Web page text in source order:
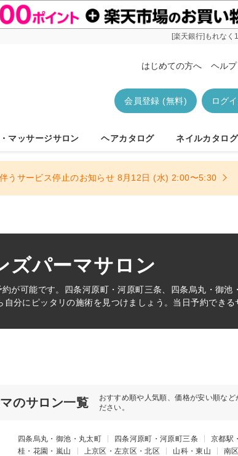
[楽天銀行]もれなく
はじめての方へ ヘルプ
ログ
会員登録 (無料)
マッサージサロン ヘアカタログ ネイルカタログ
うサービス停止のお知らせ 8月12日 (水) 2:00〜5:30
ズパーマサロン
が可能です。四条河原町・河原町三条、四条烏丸・御池
分にピッタリの施術を見つけましょう。当日予約できる
のサロン一覧
おすすめ順や人気順、価格が安い順な
ださい。
四条烏丸・御池・丸太町 四条河原町・河原町三条 京都駅
桂・花園・嵐山
上京区・左京区・北区 山科・東山 南